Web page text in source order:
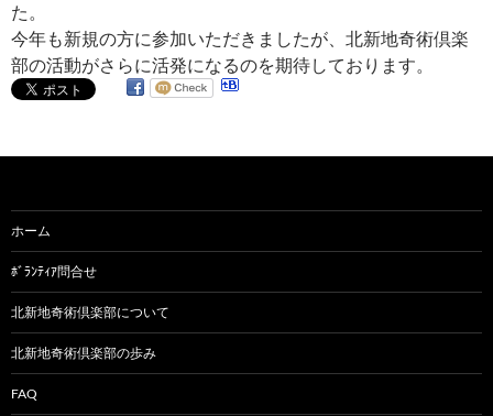
た。
今年も新規の方に参加いただきましたが、北新地奇術倶楽
部の活動がさらに活発になるのを期待しております。
ホーム
ﾎﾞﾗﾝﾃｨｱ問合せ
北新地奇術倶楽部について
北新地奇術倶楽部の歩み
FAQ